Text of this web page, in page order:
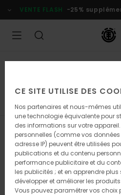
la
des
VENTE FLASH -25%
Tops & T-Shirts Sweats
Filtrer & Trier
Passer
critères
filtrage
CE SITE UTILISE DES
Nos partenaires et nous-mêmes
une technologie équivalente pour
des informations sur votre
personnelles (comme vos
adresse IP) peuvent être utilisées
publications et du contenu
performance publicitaire et du
les publicités ; et en apprendre
développer et améliorer les
Vous pouvez paramétrer vos choix